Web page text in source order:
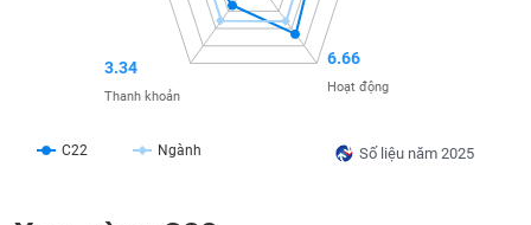
Số liệu năm 2025
C22 Ngành
6.66
Hoạt động
3.34
Thanh khoản
TIN